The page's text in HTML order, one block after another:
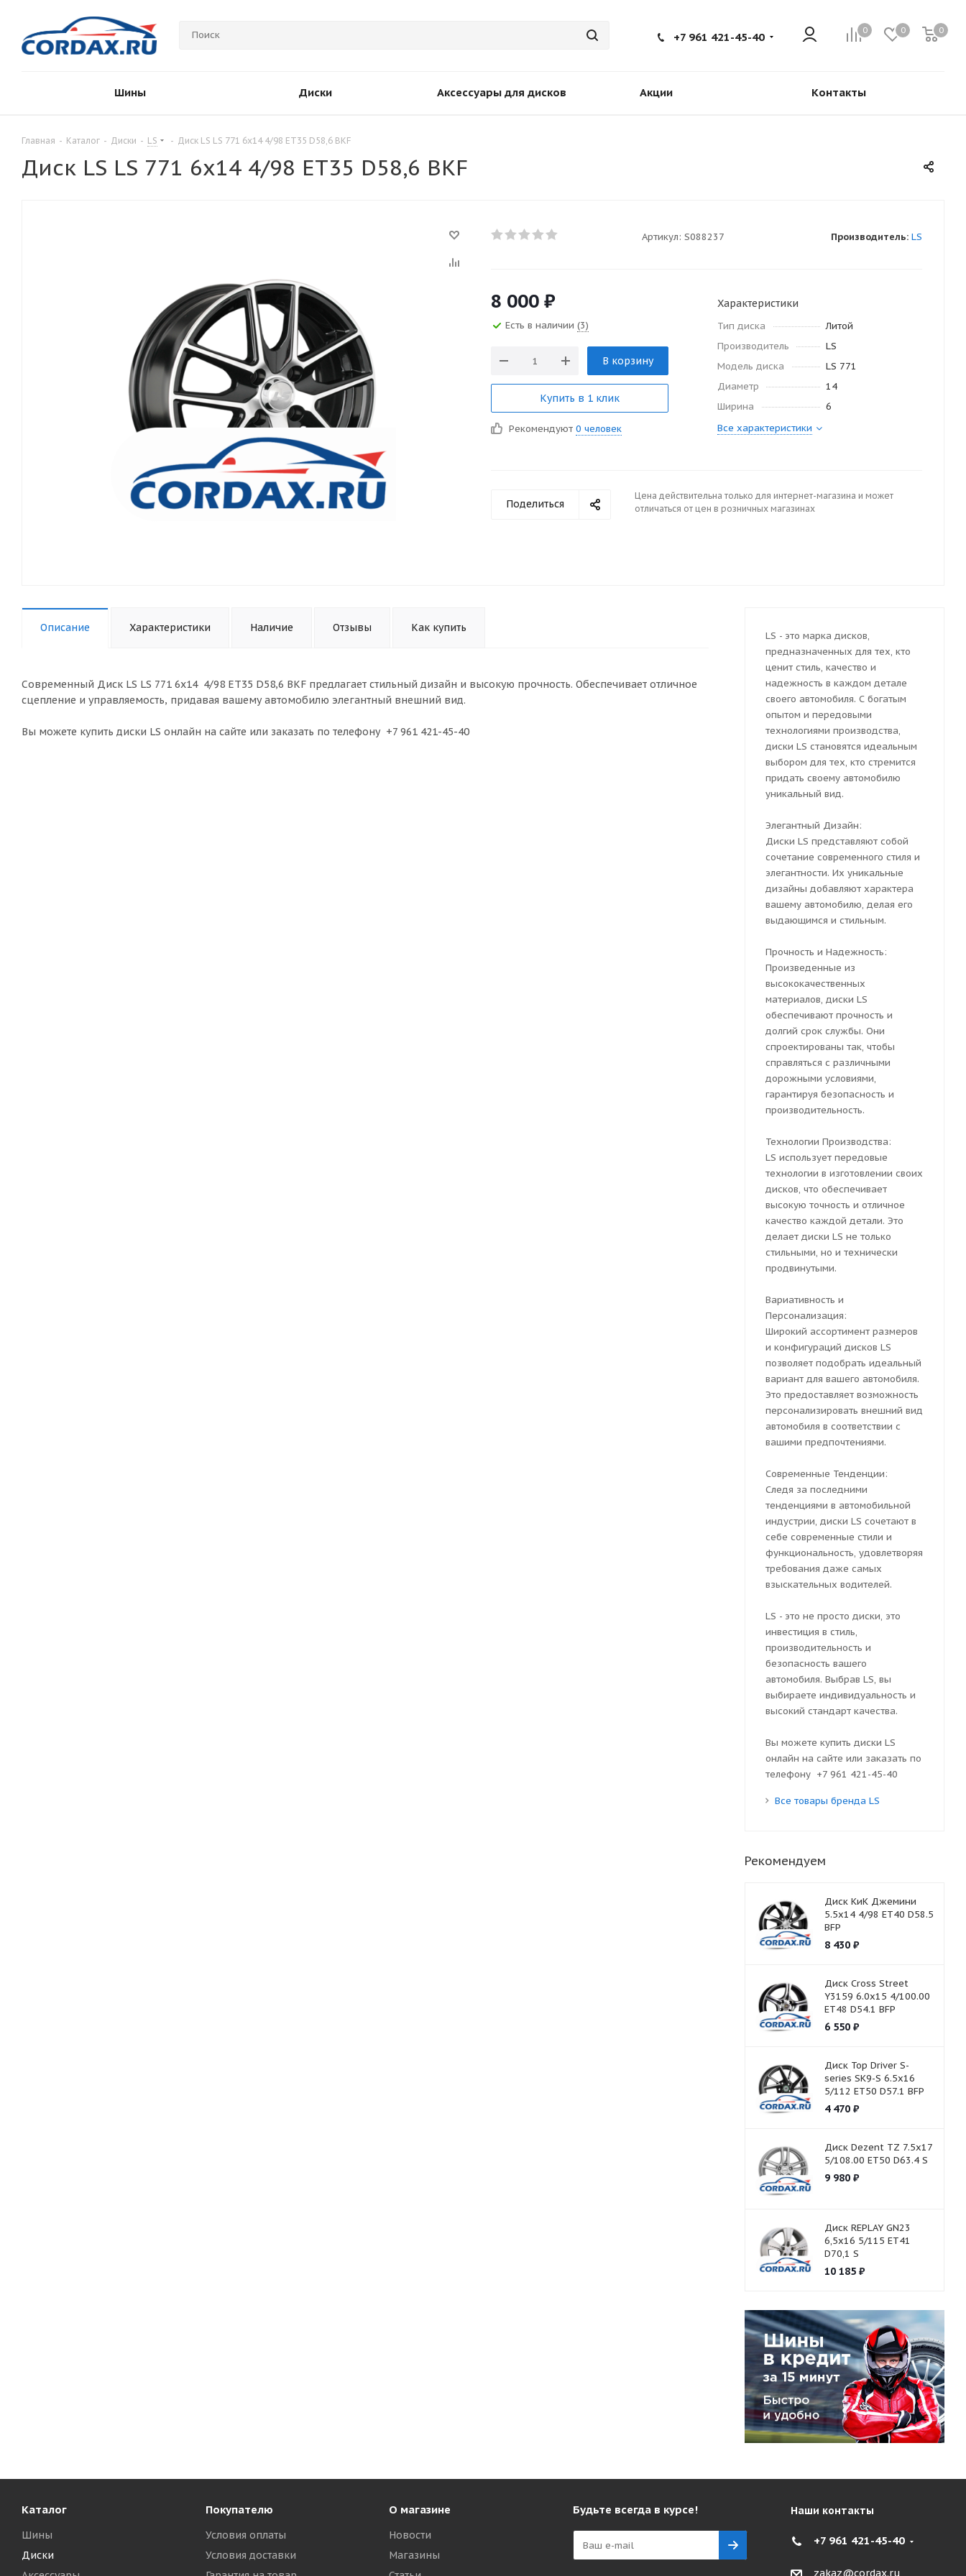
0 0 0
+7 961 421-45-40
Шины Диски Аксессуары для дисков Акции Контакты
Главная - Каталог - Диски - LS - Диск LS LS 771 6x14 4/98 ET35 D58,6 BKF
Диск LS LS 771 6x14 4/98 ET35 D58,6 BKF
Артикул: S088237 Производитель: LS
8 000 ₽
Есть в наличии (3)
В корзину
Купить в 1 клик
Рекомендуют 0 человек
Характеристики
Тип диска
Литой
Производитель
LS
Модель диска
LS 771
Диаметр
14
Ширина
6
Все характеристики
Поделиться
Цена действительна только для интернет-магазина и может
отличаться от цен в розничных магазинах
Описание Характеристики Наличие Отзывы Как купить
Современный Диск LS LS 771 6x14 4/98 ET35 D58,6 BKF предлагает стильный дизайн и высокую прочность. Обеспечивает отличное
сцепление и управляемость, придавая вашему автомобилю элегантный внешний вид.
Вы можете купить диски LS онлайн на сайте или заказать по телефону +7 961 421-45-40
LS - это марка дисков,
предназначенных для тех, кто
ценит стиль, качество и
надежность в каждом детале
своего автомобиля. С богатым
опытом и передовыми
технологиями производства,
диски LS становятся идеальным
выбором для тех, кто стремится
придать своему автомобилю
уникальный вид.
Элегантный Дизайн:
Диски LS представляют собой
сочетание современного стиля и
элегантности. Их уникальные
дизайны добавляют характера
вашему автомобилю, делая его
выдающимся и стильным.
Прочность и Надежность:
Произведенные из
высококачественных
материалов, диски LS
обеспечивают прочность и
долгий срок службы. Они
спроектированы так, чтобы
справляться с различными
дорожными условиями,
гарантируя безопасность и
производительность.
Технологии Производства:
LS использует передовые
технологии в изготовлении своих
дисков, что обеспечивает
высокую точность и отличное
качество каждой детали. Это
делает диски LS не только
стильными, но и технически
продвинутыми.
Вариативность и
Персонализация:
Широкий ассортимент размеров
и конфигураций дисков LS
позволяет подобрать идеальный
вариант для вашего автомобиля.
Это предоставляет возможность
персонализировать внешний вид
автомобиля в соответствии с
вашими предпочтениями.
Современные Тенденции:
Следя за последними
тенденциями в автомобильной
индустрии, диски LS сочетают в
себе современные стили и
функциональность, удовлетворяя
требования даже самых
взыскательных водителей.
LS - это не просто диски, это
инвестиция в стиль,
производительность и
безопасность вашего
автомобиля. Выбрав LS, вы
выбираете индивидуальность и
высокий стандарт качества.
Вы можете купить диски LS
онлайн на сайте или заказать по
телефону +7 961 421-45-40
Все товары бренда LS
Рекомендуем
Диск КиК Джемини
5.5x14 4/98 ET40 D58.5
BFP
8 430₽
Диск Cross Street
Y3159 6.0x15 4/100.00
ET48 D54.1 BFP
6 550₽
Диск Top Driver S-
series SK9-S 6.5x16
5/112 ET50 D57.1 BFP
4 470₽
Диск Dezent TZ 7.5x17
5/108.00 ET50 D63.4 S
9 980₽
Диск REPLAY GN23
6,5x16 5/115 ET41
D70,1 S
10 185₽
Каталог
Шины
Диски
Покупателю
Условия оплаты
Условия доставки
О магазине
Новости
Магазины
Будьте всегда в курсе! Наши контакты
+7 961 421-45-40